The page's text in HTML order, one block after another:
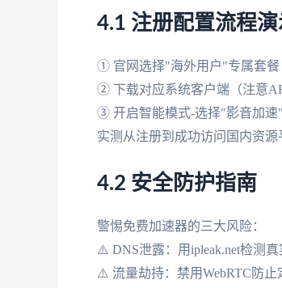
4.1 注册配置流程演
① 官网选择"海外用户"专属套餐
② 下载对应系统客户端（注意
③ 开启智能模式-选择"影音加速
实测从注册到成功访问国内资源
4.2 安全防护指南
警惕免费加速器的三大风险：
⚠️ DNS泄露：用ipleak.net检测真
⚠️ 流量劫持：禁用WebRTC防止